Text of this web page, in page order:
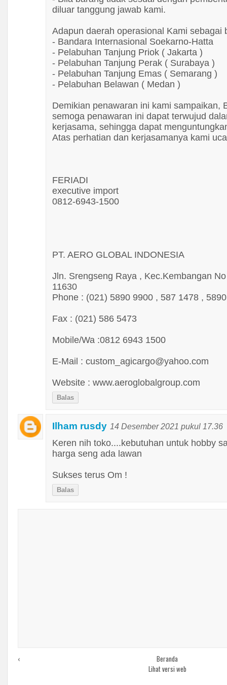
diluar tanggung jawab kami.
Adapun daerah operasional Kami sebagai
- Bandara Internasional Soekarno-Hatta
- Pelabuhan Tanjung Priok ( Jakarta )
- Pelabuhan Tanjung Perak ( Surabaya )
- Pelabuhan Tanjung Emas ( Semarang )
- Pelabuhan Belawan ( Medan )
Demikian penawaran ini kami sampaikan,
semoga penawaran ini dapat terwujud
kerjasama, sehingga dapat
Atas perhatian dan kerjasamanya kami
FERIADI
executive import
0812-6943-1500
PT. AERO GLOBAL INDONESIA
Jln. Srengseng Raya , Kec.Kembangan
11630
Phone : (021) 5890 9900 , 587 1478 ,
Fax : (021) 586 5473
Mobile/Wa :0812 6943 1500
E-Mail : custom_agicargo@yahoo.com
Website : www.aeroglobalgroup.com
Balas
Ilham rusdy 14 Desember 2021 pukul 17.36
Keren nih toko....kebutuhan untuk hobby
harga seng ada lawan
Sukses terus Om !
Balas
‹
Beranda
Lihat versi web